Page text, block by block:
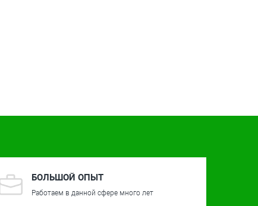
БОЛЬШОЙ ОПЫТ
Работаем в данной сфере много лет